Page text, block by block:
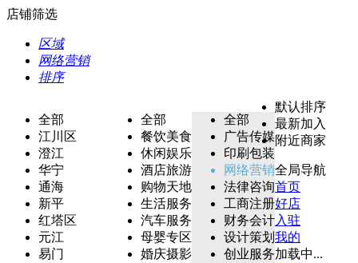
店铺筛选
区域
网络营销
排序
全部
江川区
澄江
华宁
通海
新平
红塔区
元江
易门
全部
餐饮美食
休闲娱乐
酒店旅游
购物天地
生活服务
汽车服务
母婴专区
婚庆摄影
全部
广告传媒
印刷包装
网络营销
法律咨询
工商注册
财务会计
设计策划
创业服务
默认排序
最新加入
附近商家
全局导航
首页
好店
入驻
我的
加载中...